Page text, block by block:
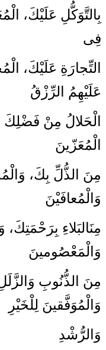
بِالتَّوَكُّلِ عَلَيْكَ،
فِى
التِّجارَةِ عَلَيْكَ،
عَلَيْهِمُ الرِّزْقُ
الْحَلالُ مِنْ
الْمُعَزّينَ
مِنَ الذُّلِّ بِكَ،
وَالْمُعافَيْنَ
مِنَ‏البَلاءِ بِرَحْمَتِكَ،
وَالْمَعْصُومينَ
مِنَ الذُّنُوبِ
وَالْمُوَفَّقينَ لِلْخَيْرِ
وَالرُّشْدِ